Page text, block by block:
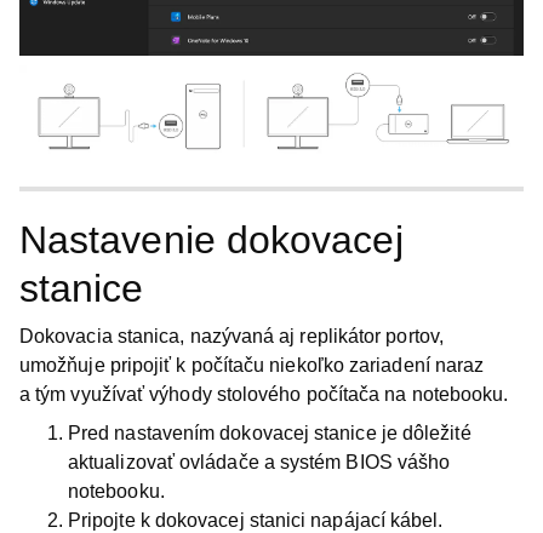
Nastavenie dokovacej
stanice
Dokovacia stanica, nazývaná aj replikátor portov,
umožňuje pripojiť k počítaču niekoľko zariadení naraz
a tým využívať výhody stolového počítača na notebooku.
Pred nastavením dokovacej stanice je dôležité
aktualizovať ovládače a systém BIOS vášho
notebooku.
Pripojte k dokovacej stanici napájací kábel.